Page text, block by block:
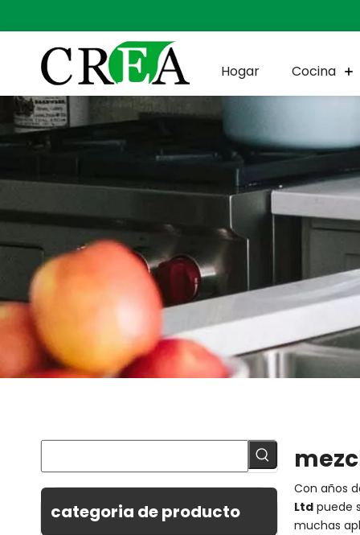
Hogar Cocina
categoria de producto
Con años
Ltd puede
muchas